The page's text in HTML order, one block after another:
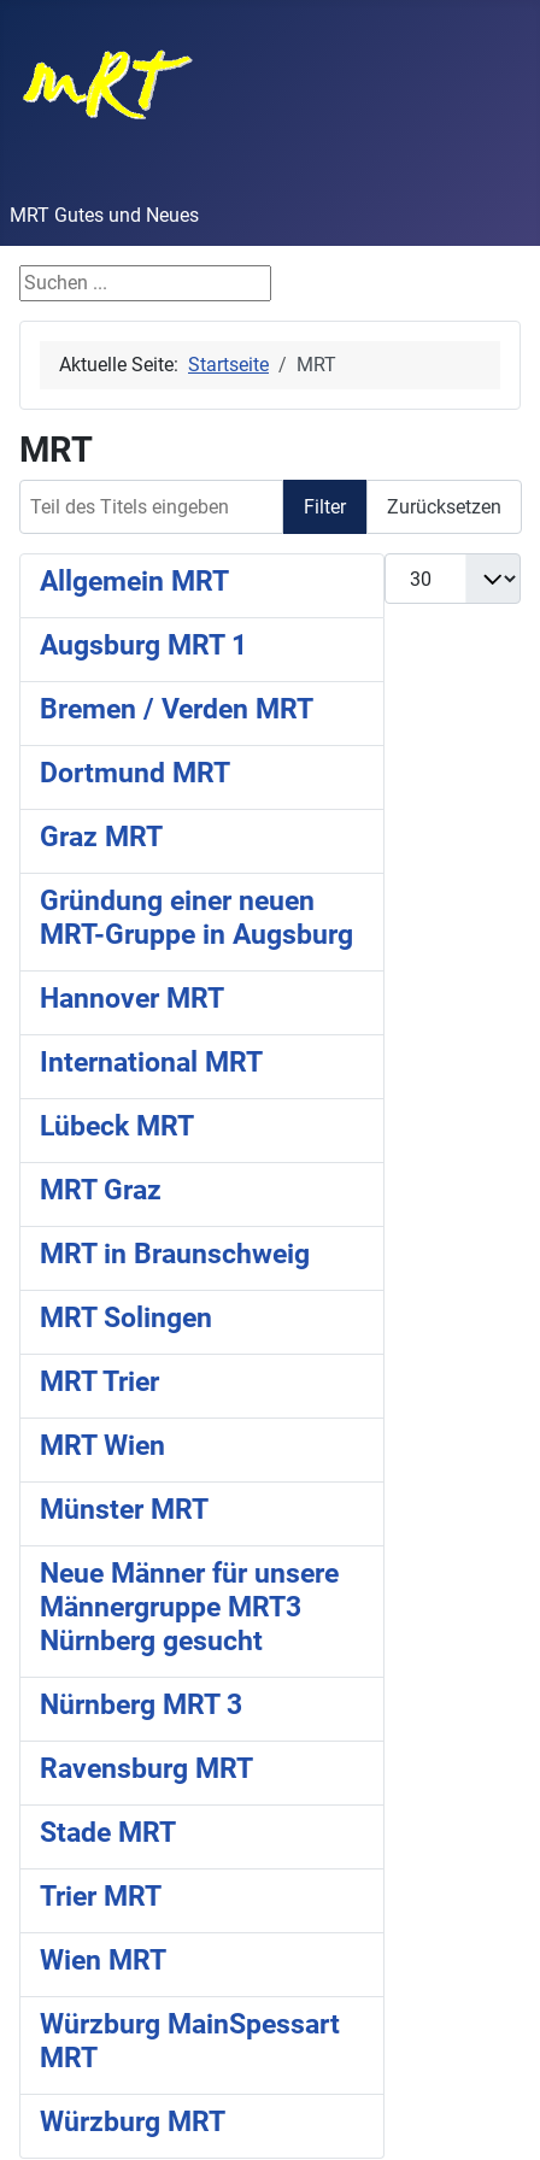
MRT Gutes und Neues
Finde Dein Stichwort
Aktuelle Seite: Startseite MRT
MRT
Filter Zurücksetzen
Anzeige #
Allgemein MRT
Augsburg MRT 1
Bremen / Verden MRT
Dortmund MRT
Graz MRT
Gründung einer neuen
MRT-Gruppe in Augsburg
Hannover MRT
International MRT
Lübeck MRT
MRT Graz
MRT in Braunschweig
MRT Solingen
MRT Trier
MRT Wien
Münster MRT
Neue Männer für unsere
Männergruppe MRT3
Nürnberg gesucht
Nürnberg MRT 3
Ravensburg MRT
Stade MRT
Trier MRT
Wien MRT
Würzburg MainSpessart
MRT
Würzburg MRT